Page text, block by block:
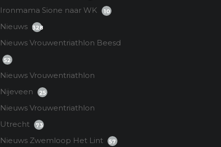
Ironmama Sione naar WK 10
Nieuws 328
Nieuws Vrouwentriathlon Beesd
52
Nieuws Vrouwentriathlon
Nijeveen
25
Nieuws Vrouwentriathlon
Utrecht
73
Nieuws Zwemloop Het Lint 57